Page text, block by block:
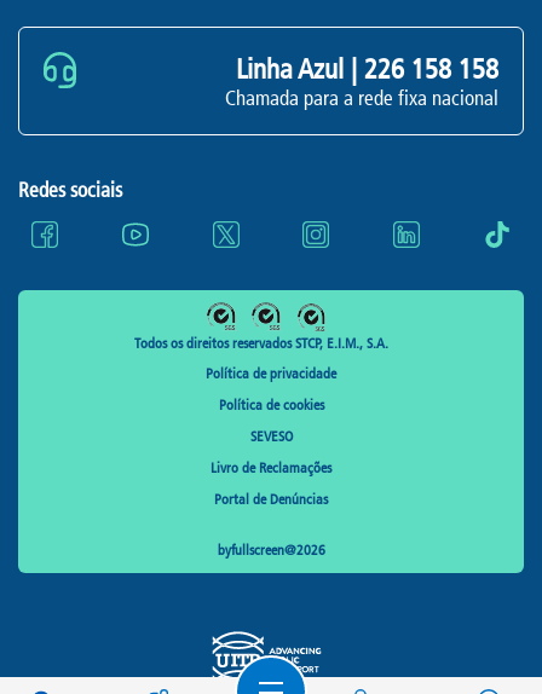
Linha Azul | 226 158 158
Chamada para a rede fixa nacional
Redes sociais
Todos os direitos reservados STCP, E.I.M., S.A.
Política de privacidade
Política de cookies
SEVESO
Livro de Reclamações
Portal de Denúncias
byfullscreen@2026